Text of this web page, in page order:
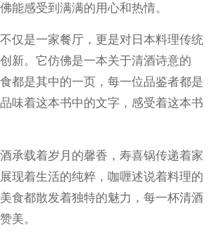
能感受到满满的用心和热情。
是一家餐厅，更是对日本料理传统
新。它仿佛是一本关于清酒诗意的
都是其中的一页，每一位品鉴者都是
味着这本书中的文字，感受着这本书
载着岁月的馨香，寿喜锅传递着家
现着生活的纯粹，咖喱述说着料理的
食都散发着独特的魅力，每一杯清酒
美。